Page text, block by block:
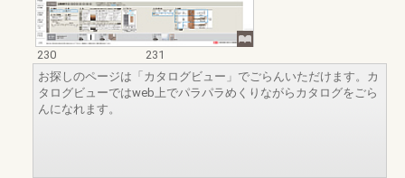
230
231
お探しのページは「カタログビュー」でごらんいただけます。カ
タログビューではweb上でパラパラめくりながらカタログをごら
んになれます。